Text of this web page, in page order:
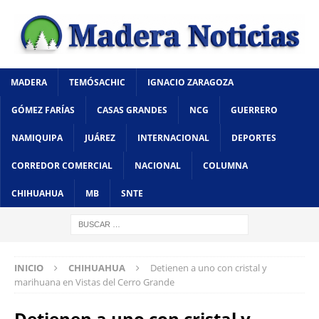
MADERA TEMÓSACHIC IGNACIO ZARAGOZA
GÓMEZ FARÍAS CASAS GRANDES NCG GUERRERO
NAMIQUIPA JUÁREZ INTERNACIONAL DEPORTES
CORREDOR COMERCIAL NACIONAL COLUMNA
CHIHUAHUA MB SNTE
INICIO CHIHUAHUA
Detienen a uno con cristal y
marihuana en Vistas del Cerro Grande